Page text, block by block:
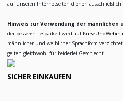
auf unseren Internetseiten dienen
Hinweis zur Verwendung der männlichen
der besseren Lesbarkeit wird auf
männlicher und weiblicher Sprachform
gelten gleichwohl für beiderlei Geschlecht.
SICHER EINKAUFEN